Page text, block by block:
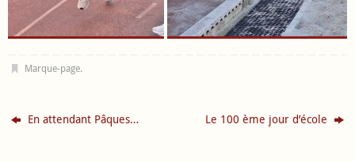
Marque-page.
En attendant Pâques… Le 100 ème jour d’école